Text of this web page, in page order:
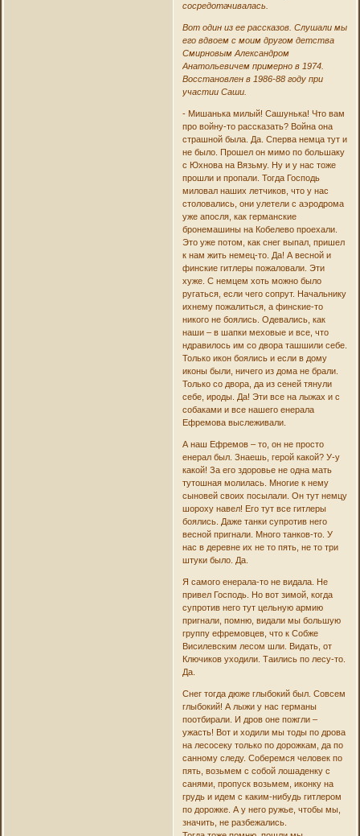
сосредотачивалась.
Вот один из ее рассказов. Слушали мы
его вдвоем с моим другом детства
Смирновым Александром
Анатольевичем примерно в 1974.
Восстановлен в 1986-88 году при
участии Саши.
- Мишанька милый! Сашунька! Что вам
про войну-то рассказать? Война она
страшной была. Да. Сперва немца тут и
не было. Прошел он мимо по большаку
с Юхнова на Вязьму. Ну и у нас тоже
прошли и пропали. Тогда Господь
миловал наших летчиков, что у нас
столовались, они улетели с аэродрома
уже апосля, как германские
бронемашины на Кобелево проехали.
Это уже потом, как снег выпал, пришел
к нам жить немец-то. Да! А весной и
финские гитлеры пожаловали. Эти
хуже. С немцем хоть можно было
ругаться, если чего сопрут. Начальнику
ихнему пожалиться, а финские-то
никого не боялись. Одевались, как
наши – в шапки меховые и все, что
ндравилось им со двора ташшили себе.
Только икон боялись и если в дому
иконы были, ничего из дома не брали.
Только со двора, да из сеней тянули
себе, ироды. Да! Эти все на лыжах и с
собаками и все нашего енерала
Ефремова выслеживали.
А наш Ефремов – то, он не просто
енерал был. Знаешь, герой какой? У-у
какой! За его здоровье не одна мать
тутошная молилась. Многие к нему
сыновей своих посылали. Он тут немцу
шороху навел! Его тут все гитлеры
боялись. Даже танки супротив него
весной пригнали. Много танков-то. У
нас в деревне их не то пять, не то три
штуки было. Да.
Я самого енерала-то не видала. Не
привел Господь. Но вот зимой, когда
супротив него тут цельную армию
пригнали, помню, видали мы большую
группу ефремовцев, что к Собже
Висилевским лесом шли. Видать, от
Ключиков уходили. Таились по лесу-то.
Да.
Снег тогда дюже глыбокий был. Совсем
глыбокий! А лыжи у нас германы
поотбирали. И дров оне пожгли –
ужасть! Вот и ходили мы тоды по дрова
на лесосеку только по дорожкам, да по
санному следу. Соберемся человек по
пять, возьмем с собой лошаденку с
санями, пропуск возьмем, иконку на
грудь и идем с каким-нибудь гитлером
по дорожке. А у него ружье, чтобы мы,
значить, не разбежались.